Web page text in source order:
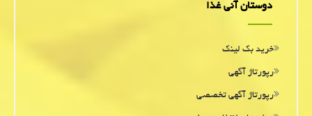
دوستان آنی غذا
خرید بک لینک
رپورتاژ آگهی
رپورتاژ آگهی تخصصی